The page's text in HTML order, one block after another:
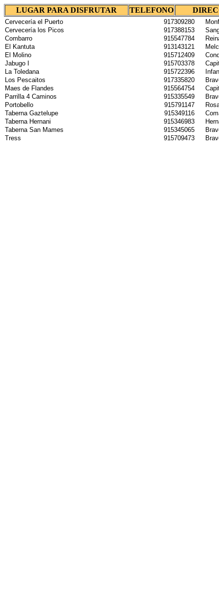
LUGAR PARA DISFRUTAR TELEFONO
Cervecería el Puerto 917309280
Cervecería los Picos
917388153
Combarro
915547784
El Kantuta
913143121
El Molino
915712409
Jabugo I
915703378
La Toledana
915722396
Los Pescaitos
917335820
Maes de Flandes
915564754
Parrilla 4 Caminos
915335549
Portobello
915791147
Taberna Gaztelupe
915349116
Taberna Hernani
915346983
Taberna San Mames
915345065
Tress
915709473